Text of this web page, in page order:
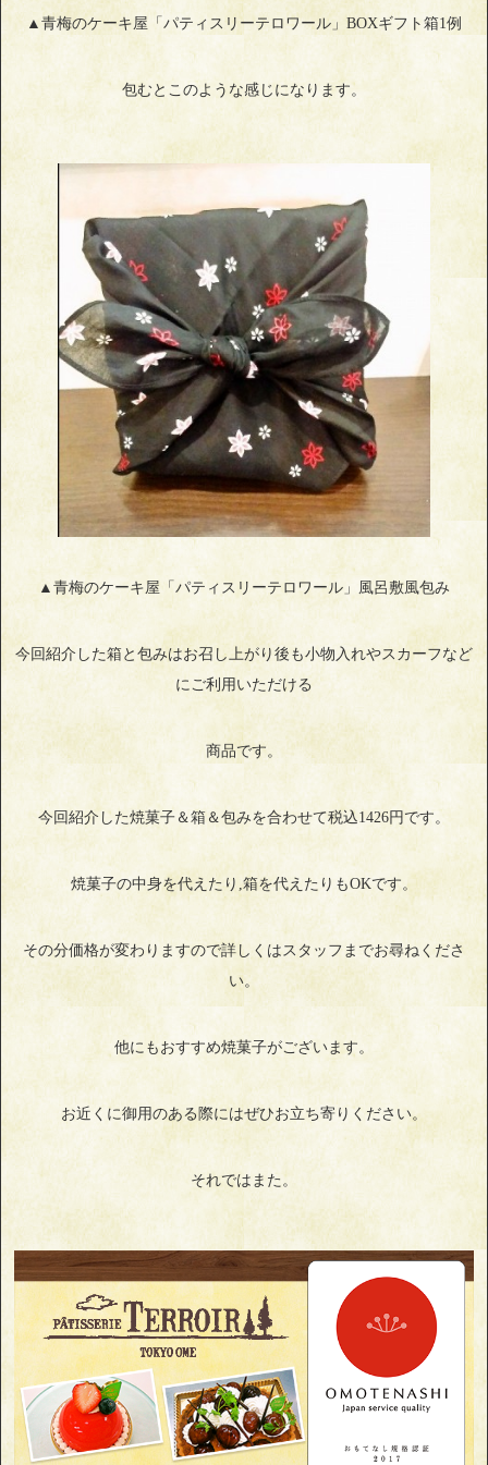
▲青梅のケーキ屋「パティスリーテロワール」BOXギフト箱1例
包むとこのような感じになります。
▲青梅のケーキ屋「パティスリーテロワール」風呂敷風包み
今回紹介した箱と包みはお召し上がり後も小物入れやスカーフなど
にご利用いただける
商品です。
今回紹介した焼菓子＆箱＆包みを合わせて税込1426円です。
焼菓子の中身を代えたり,箱を代えたりもOKです。
その分価格が変わりますので詳しくはスタッフまでお尋ねくださ
い。
他にもおすすめ焼菓子がございます。
お近くに御用のある際にはぜひお立ち寄りください。
それではまた。